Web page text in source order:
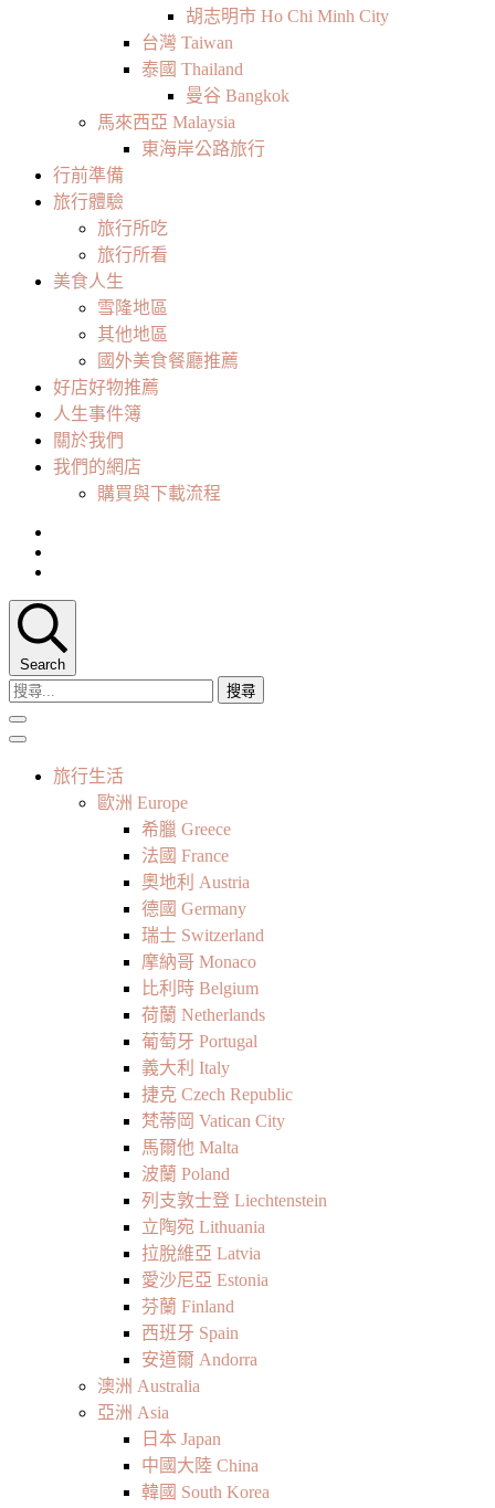
胡志明市 Ho Chi Minh City
台灣 Taiwan
泰國 Thailand
曼谷 Bangkok
馬來西亞 Malaysia
東海岸公路旅行
行前準備
旅行體驗
旅行所吃
旅行所看
美食人生
雪隆地區
其他地區
國外美食餐廳推薦
好店好物推薦
人生事件簿
關於我們
我們的網店
購買與下載流程
Search
搜
尋
關
旅行生活
歐洲 Europe
希臘 Greece
法國 France
奧地利 Austria
德國 Germany
瑞士 Switzerland
摩納哥 Monaco
比利時 Belgium
荷蘭 Netherlands
葡萄牙 Portugal
義大利 Italy
捷克 Czech Republic
梵蒂岡 Vatican City
馬爾他 Malta
波蘭 Poland
列支敦士登 Liechtenstein
立陶宛 Lithuania
拉脫維亞 Latvia
愛沙尼亞 Estonia
芬蘭 Finland
西班牙 Spain
安道爾 Andorra
澳洲 Australia
亞洲 Asia
日本 Japan
中國大陸 China
韓國 South Korea